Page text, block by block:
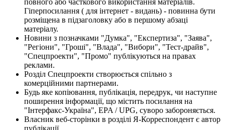
Гіперпосилання ( для інтернет - видань) - повинна бути
розміщена в підзаголовку або в першому абзаці
матеріалу.
Новини з позначками "Думка", "Експертиза", "Заява",
"Регіони", "Гроші", "Влада", "Вибори", "Тест-драйв",
"Спецпроекти", "Промо" публікуються на правах
реклами.
Розділ Спецпроекти створюється спільно з
комерційними партнерами.
Будь яке копіювання, публікація, передрук, чи наступне
поширення інформації, що містить посилання на
"Інтерфакс-Україна", EPA / UPG, суворо забороняється.
Власник веб-сторінки в розділі Я-Корреспондент є автор
публікації.